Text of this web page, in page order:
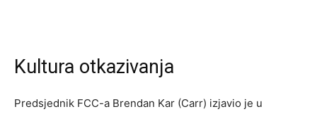
Kultura otkazivanja
Predsjednik FCC-a Brendan Kar (Carr) izjavio je u